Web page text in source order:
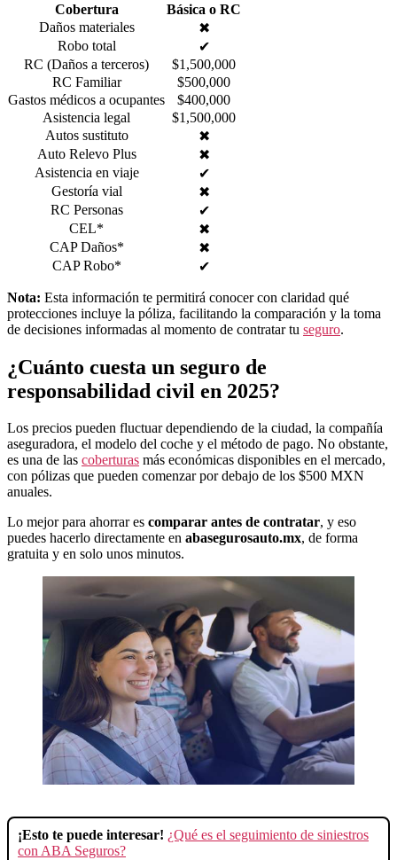
Cobertura
Básica o RC
Daños materiales
✖
Robo total
✔
RC (Daños a terceros)
$1,500,000
RC Familiar
$500,000
Gastos médicos a ocupantes
$400,000
Asistencia legal
$1,500,000
Autos sustituto
✖
Auto Relevo Plus
✖
Asistencia en viaje
✔
Gestoría vial
✖
RC Personas
✔
CEL*
✖
CAP Daños*
✖
CAP Robo*
✔
Nota: Esta información te permitirá conocer con claridad qué
protecciones incluye la póliza, facilitando la comparación y la toma
de decisiones informadas al momento de contratar tu seguro.
¿Cuánto cuesta un seguro de
responsabilidad civil en 2025?
Los precios pueden fluctuar dependiendo de la ciudad, la compañía
aseguradora, el modelo del coche y el método de pago. No obstante,
es una de las coberturas más económicas disponibles en el mercado,
con pólizas que pueden comenzar por debajo de los $500 MXN
anuales.
Lo mejor para ahorrar es comparar antes de contratar, y eso
puedes hacerlo directamente en abasegurosauto.mx, de forma
gratuita y en solo unos minutos.
¡Esto te puede interesar! ¿Qué es el seguimiento de siniestros
con ABA Seguros?